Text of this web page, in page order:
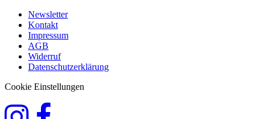
Newsletter
Kontakt
Impressum
AGB
Widerruf
Datenschutzerklärung
Cookie Einstellungen